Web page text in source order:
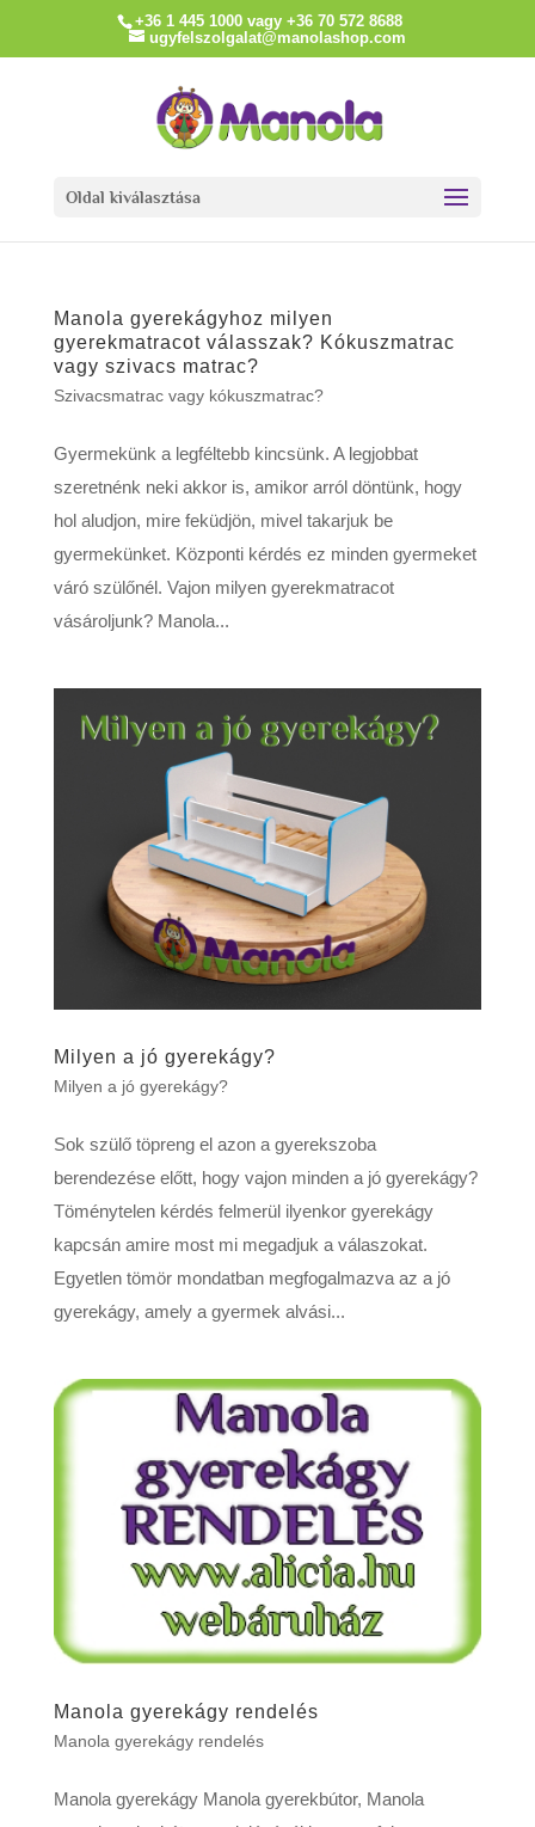
+36 1 445 1000 vagy +36 70 572 8688
ugyfelszolgalat@manolashop.com
Oldal kiválasztása
Manola gyerekágyhoz milyen
gyerekmatracot válasszak? Kókuszmatrac
vagy szivacs matrac?
Szivacsmatrac vagy kókuszmatrac?
Gyermekünk a legféltebb kincsünk. A legjobbat
szeretnénk neki akkor is, amikor arról döntünk, hogy
hol aludjon, mire feküdjön, mivel takarjuk be
gyermekünket. Központi kérdés ez minden gyermeket
váró szülőnél. Vajon milyen gyerekmatracot
vásároljunk? Manola...
Milyen a jó gyerekágy?
Milyen a jó gyerekágy?
Sok szülő töpreng el azon a gyerekszoba
berendezése előtt, hogy vajon minden a jó gyerekágy?
Töménytelen kérdés felmerül ilyenkor gyerekágy
kapcsán amire most mi megadjuk a válaszokat.
Egyetlen tömör mondatban megfogalmazva az a jó
gyerekágy, amely a gyermek alvási...
Manola gyerekágy rendelés
Manola gyerekágy rendelés
Manola gyerekágy Manola gyerekbútor, Manola